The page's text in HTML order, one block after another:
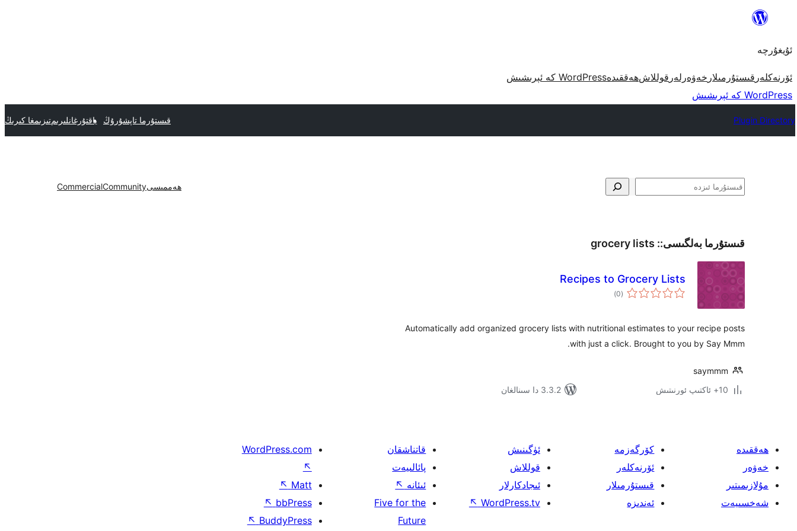
مەزمۇنغا
ئۇيغۇرچە
ئۆرنەكلەر قىستۇرمىلار خەۋەرلەر قوللاشھەققىدەWordPress كە ئېرىشىش
WordPress كە ئېرىشىش
Plugin Directory قىستۇرما تاپشۇرۇڭ ياقتۇرغانلىرىمتىزىمغا كىرىڭ
ئىزدە ھەممىسىCommunity
Commercial
قىستۇرما بەلگىسى:: grocery lists
Recipes to Grocery Lists
(0 ئومۇمىي
دەرىجە
)
Automatically add organized grocery lists with nutritional estimates to your recipe posts
with just a click. Brought to you by Say Mmm.
saymmm
10+ ئاكتىپ ئورنىتىش
3.3.2 دا سىنالغان
ھەققىدە
خەۋەر
مۇلازىمىتىر
شەخسىيەت
كۆرگەزمە
ئۆرنەكلەر
قىستۇرمىلار
ئەندىزە
ئۈگىنىش
قوللاش
ئىجادكارلار
WordPress.tv
↖
قاتناشقان
پائالىيەت
ئىئانە ↖
Five for the
Future
WordPress.com
↖
Matt
↖
bbPress
↖
BuddyPress
↖